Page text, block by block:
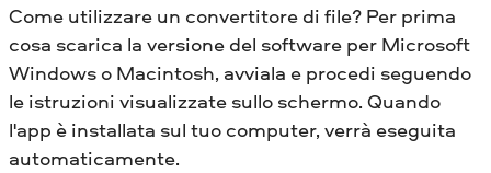
Come utilizzare un convertitore di file? Per prima
cosa scarica la versione del software per Microsoft
Windows o Macintosh, avviala e procedi seguendo
le istruzioni visualizzate sullo schermo. Quando
l'app è installata sul tuo computer, verrà eseguita
automaticamente.